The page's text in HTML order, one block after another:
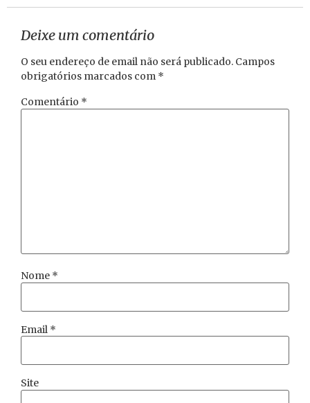
Deixe um comentário
O seu endereço de email não será publicado. Campos
obrigatórios marcados com *
Comentário *
Nome *
Email *
Site